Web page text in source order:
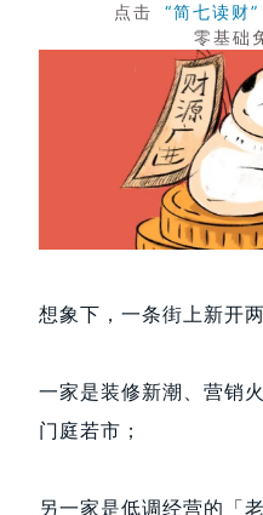
点击 “简七读财”
零基础
想象下，一条街上新开
一家是装修新潮、营销
门庭若市；
另一家是低调经营的「